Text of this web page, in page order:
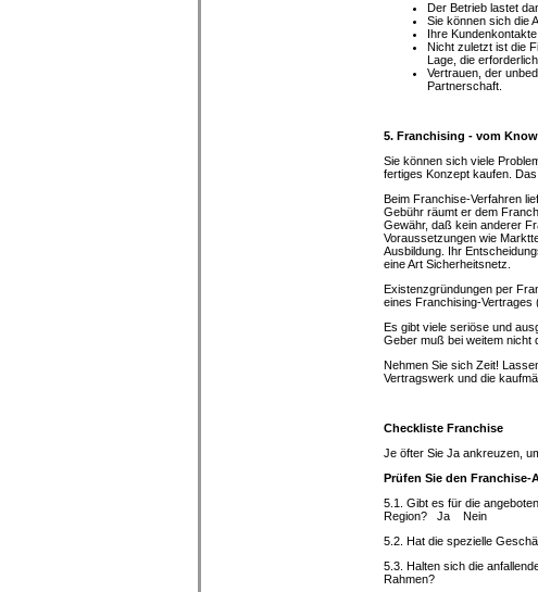
Der Betrieb lastet
Sie können sich die
Ihre
Nicht zuletzt ist die
Lage, die
Vertrauen, der
Partnerschaft.
5. Franchising - vom
Sie können sich viele
fertiges Konzept kaufen.
Beim Franchise-Verfahren
Gebühr räumt er dem
Gewähr, daß kein anderer
Voraussetzungen wie
Ausbildung. Ihr
eine Art Sicherheitsnetz.
Existenzgründungen per
eines Franchising-Vertrages
Es gibt viele seriöse und
Geber muß bei weitem nicht
Nehmen Sie sich Zeit!
Vertragswerk und die
Checkliste Franchise
Je öfter Sie Ja ankreuzen,
Prüfen Sie den
5.1. Gibt es für die
Region? Ja Nein
5.2. Hat die spezielle
5.3. Halten sich die
Rahmen?